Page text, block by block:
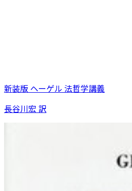
新装版 ヘーゲル 法哲学講義
長谷川宏 訳